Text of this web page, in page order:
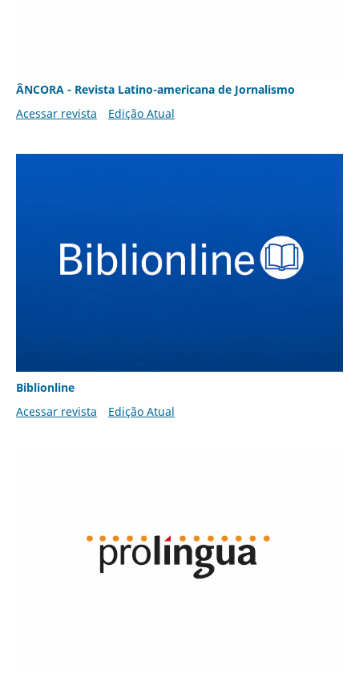
ÂNCORA - Revista Latino-americana de Jornalismo
Acessar revista
Edição Atual
Biblionline
Acessar revista
Edição Atual